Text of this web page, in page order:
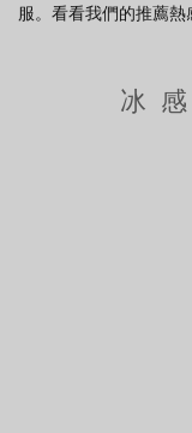
服。看看我們的推薦熱
冰